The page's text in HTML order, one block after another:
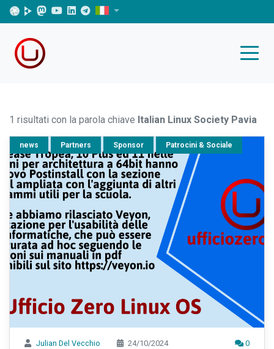
1 risultati con la parola chiave Italian Linux Society Pavia
news Partners Sponsor Patrocini & Sociale
Julian Del Vecchio 24/10/2024 0